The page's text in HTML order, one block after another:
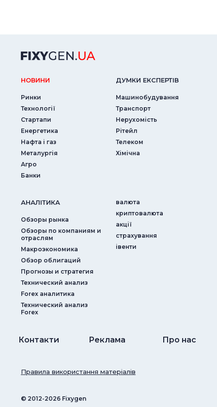
НОВИНИ
Ринки
Технології
Стартапи
Енергетика
Нафта і газ
Металургія
Агро
Банки
ДУМКИ ЕКСПЕРТIВ
Машинобудування
Транспорт
Нерухомість
Рітейл
Телеком
Хімічна
АНАЛIТИКА
Обзоры рынка
Обзоры по компаниям и
отраслям
Макроэкономика
Обзор облигаций
Прогнозы и стратегия
Технический анализ
Forex аналитика
Технический анализ
Forex
валюта
криптовалюта
акції
страхування
iвенти
Контакти Реклама Про нас
© ‎2012-2026 Fixygen
Правила використання матеріалів